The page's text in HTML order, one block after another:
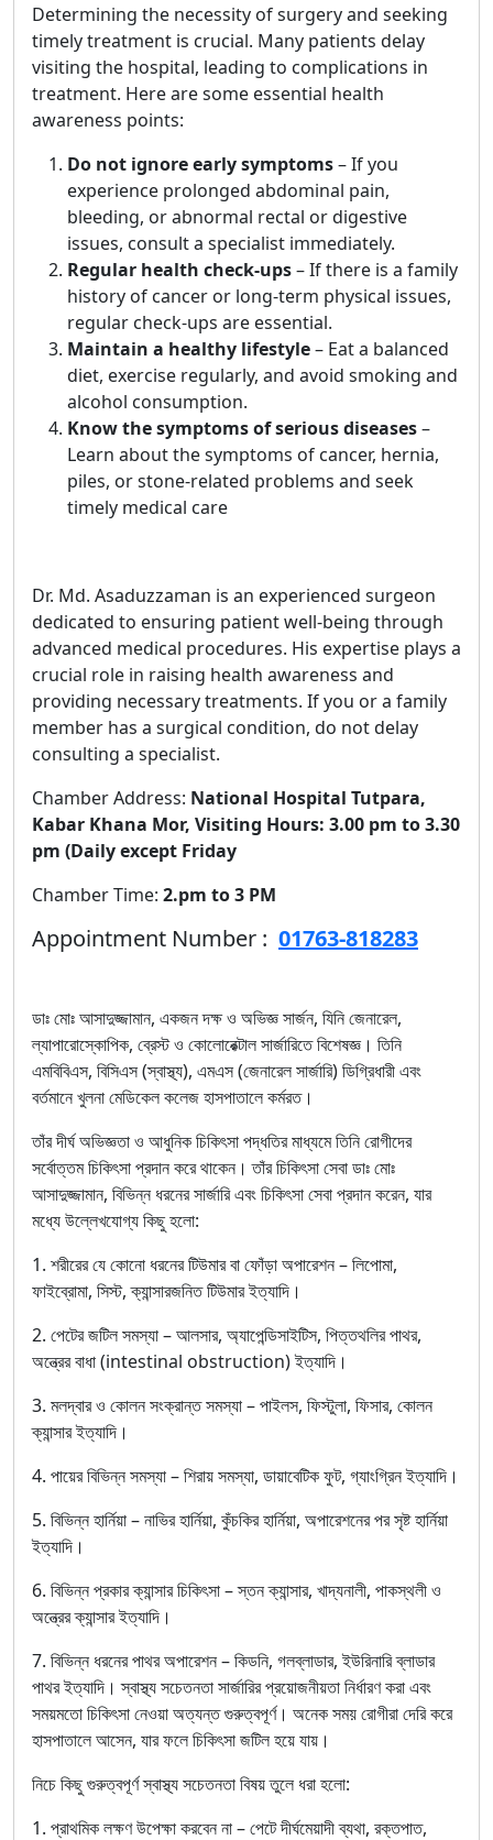
Determining the necessity of surgery and seeking
timely treatment is crucial. Many patients delay
visiting the hospital, leading to complications in
treatment. Here are some essential health
awareness points:
Do not ignore early symptoms– If you
experience prolonged abdominal pain,
bleeding, or abnormal rectal or digestive
issues, consult a specialist immediately.
Regular health check-ups– If there is a family
history of cancer or long-term physical issues,
regular check-ups are essential.
Maintain a healthy lifestyle– Eat a balanced
diet, exercise regularly, and avoid smoking and
alcohol consumption.
Know the symptoms of serious diseases–
Learn about the symptoms of cancer, hernia,
piles, or stone-related problems and seek
timely medical care
Dr. Md. Asaduzzaman is an experienced surgeon
dedicated to ensuring patient well-being through
advanced medical procedures. His expertise plays a
crucial role in raising health awareness and
providing necessary treatments. If you or a family
member has a surgical condition, do not delay
consulting a specialist.
Chamber Address: National Hospital Tutpara,
Kabar Khana Mor, Visiting Hours: 3.00 pm to 3.30
pm (Daily except Friday
Chamber Time: 2.pm to 3 PM
Appointment Number : 01763-818283
ডাঃ মোঃ আসাদুজ্জামান, একজন দক্ষ ও অভিজ্ঞ সার্জন, যিনি জেনারেল,
ল্যাপারোস্কোপিক, ব্রেস্ট ও কোলোরেক্টাল সার্জারিতে বিশেষজ্ঞ। তিনি
এমবিবিএস, বিসিএস (স্বাস্থ্য), এমএস (জেনারেল সার্জারি) ডিগ্রিধারী এবং
বর্তমানে খুলনা মেডিকেল কলেজ হাসপাতালে কর্মরত।
তাঁর দীর্ঘ অভিজ্ঞতা ও আধুনিক চিকিৎসা পদ্ধতির মাধ্যমে তিনি রোগীদের
সর্বোত্তম চিকিৎসা প্রদান করে থাকেন। তাঁর চিকিৎসা সেবা ডাঃ মোঃ
আসাদুজ্জামান, বিভিন্ন ধরনের সার্জারি এবং চিকিৎসা সেবা প্রদান করেন, যার
মধ্যে উল্লেখযোগ্য কিছু হলো:
1. শরীরের যে কোনো ধরনের টিউমার বা ফোঁড়া অপারেশন – লিপোমা,
ফাইব্রোমা, সিস্ট, ক্যান্সারজনিত টিউমার ইত্যাদি।
2. পেটের জটিল সমস্যা – আলসার, অ্যাপেন্ডিসাইটিস, পিত্তথলির পাথর,
অন্ত্রের বাধা (intestinal obstruction) ইত্যাদি।
3. মলদ্বার ও কোলন সংক্রান্ত সমস্যা – পাইলস, ফিস্টুলা, ফিসার, কোলন
ক্যান্সার ইত্যাদি।
4. পায়ের বিভিন্ন সমস্যা – শিরায় সমস্যা, ডায়াবেটিক ফুট, গ্যাংগ্রিন ইত্যাদি।
5. বিভিন্ন হার্নিয়া – নাভির হার্নিয়া, কুঁচকির হার্নিয়া, অপারেশনের পর সৃষ্ট হার্নিয়া
ইত্যাদি।
6. বিভিন্ন প্রকার ক্যান্সার চিকিৎসা – স্তন ক্যান্সার, খাদ্যনালী, পাকস্থলী ও
অন্ত্রের ক্যান্সার ইত্যাদি।
7. বিভিন্ন ধরনের পাথর অপারেশন – কিডনি, গলব্লাডার, ইউরিনারি ব্লাডার
পাথর ইত্যাদি। স্বাস্থ্য সচেতনতা সার্জারির প্রয়োজনীয়তা নির্ধারণ করা এবং
সময়মতো চিকিৎসা নেওয়া অত্যন্ত গুরুত্বপূর্ণ। অনেক সময় রোগীরা দেরি করে
হাসপাতালে আসেন, যার ফলে চিকিৎসা জটিল হয়ে যায়।
নিচে কিছু গুরুত্বপূর্ণ স্বাস্থ্য সচেতনতা বিষয় তুলে ধরা হলো:
1. প্রাথমিক লক্ষণ উপেক্ষা করবেন না – পেটে দীর্ঘমেয়াদী ব্যথা, রক্তপাত,